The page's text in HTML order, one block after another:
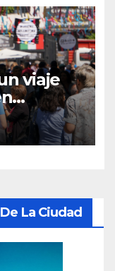
viaje
La Ciudad